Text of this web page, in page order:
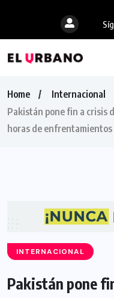
Home
Internacional
Pakistán pone fin a crisis
horas de enfrentamientos
INTERNACIONAL
Pakistán pone